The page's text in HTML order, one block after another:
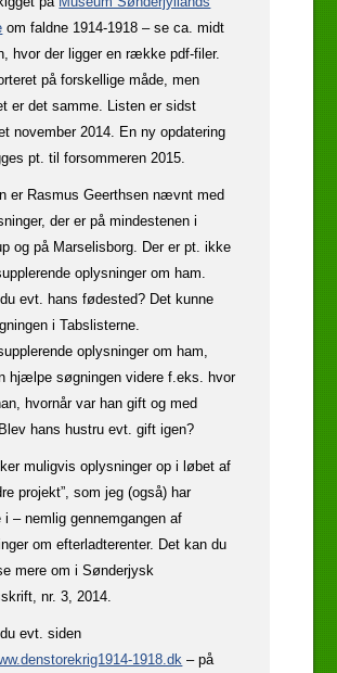
om faldne 1914-1918 – se ca. midt
hvor der ligger en række pdf-filer.
på forskellige måde, men
er det samme. Listen er sidst
november 2014. En ny opdatering
pt. til forsommeren 2015.
er Rasmus Geerthsen nævnt med
der er på mindestenen i
og på Marselisborg. Der er pt. ikke
oplysninger om ham.
evt. hans fødested? Det kunne
i Tabslisterne.
oplysninger om ham,
hjælpe søgningen videre f.eks. hvor
hvornår var han gift og med
hans hustru evt. gift igen?
muligvis oplysninger op i løbet af
projekt”, som jeg (også) har
i – nemlig gennemgangen af
om efterladterenter. Det kan du
mere om i Sønderjysk
nr. 3, 2014.
evt. siden
1918.dk – på